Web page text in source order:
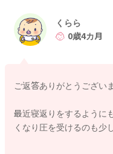
仰向けで寝ていることが
くらら
0歳4カ月
ご返答ありがとうございま
最近寝返りをするように
くなり圧を受けるのも少